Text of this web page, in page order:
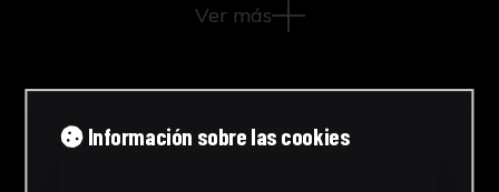
Ver más
Descargar Ficha
Información sobre las cookies